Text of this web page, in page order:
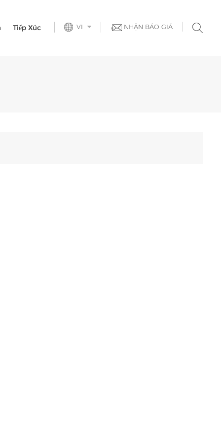
NHẬN BÁO GIÁ
VI
Tiếp Xúc